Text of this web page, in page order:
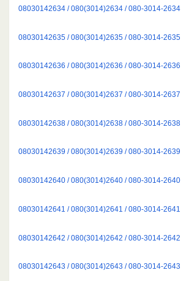
08030142634 / 080(3014)2634 / 080-3014-2634
08030142635 / 080(3014)2635 / 080-3014-2635
08030142636 / 080(3014)2636 / 080-3014-2636
08030142637 / 080(3014)2637 / 080-3014-2637
08030142638 / 080(3014)2638 / 080-3014-2638
08030142639 / 080(3014)2639 / 080-3014-2639
08030142640 / 080(3014)2640 / 080-3014-2640
08030142641 / 080(3014)2641 / 080-3014-2641
08030142642 / 080(3014)2642 / 080-3014-2642
08030142643 / 080(3014)2643 / 080-3014-2643